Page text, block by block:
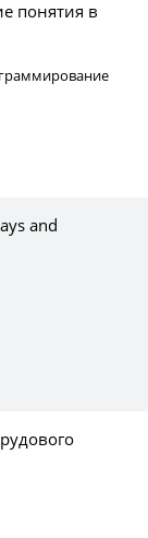
понятия в
and